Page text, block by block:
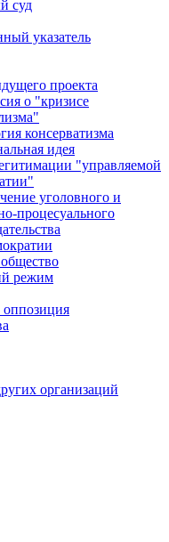
суд
указатель
проекта
о "кризисе
консерватизма
идея
"управляемой
уголовного и
процесуального
режим
организаций